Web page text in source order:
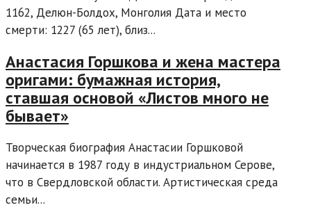
1162, Делюн-Болдох, Монголия Дата и место
смерти: 1227 (65 лет), близ...
Анастасия Горшкова и жена мастера
оригами: бумажная история,
ставшая основой «Листов много не
бывает»
Творческая биография Анастасии Горшковой
начинается в 1987 году в индустриальном Серове,
что в Свердловской области. Артистическая среда
семьи...